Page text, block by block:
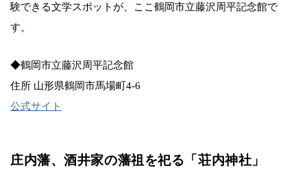
験できる文学スポットが、ここ鶴岡市立藤沢周平記念館で
す。
◆鶴岡市立藤沢周平記念館
住所 山形県鶴岡市馬場町4-6
公式サイト
庄内藩、酒井家の藩祖を祀る「荘内神社」